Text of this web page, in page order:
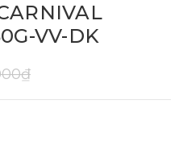
VV-DK